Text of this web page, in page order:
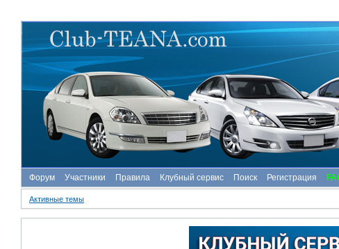
Форум Участники Правила Клубный сервис Поиск Регистрация
Активные темы